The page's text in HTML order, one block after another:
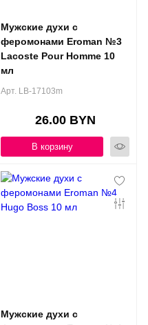
Мужские духи с
феромонами Eroman №3
Lacoste Pour Homme 10
мл
Арт. LB-17103m
26.00 BYN
В корзину
Мужские духи с